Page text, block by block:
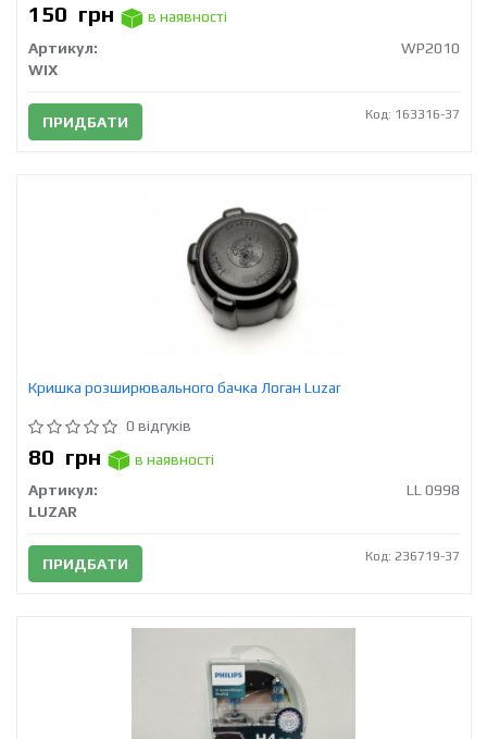
150 грн
в наявності
Артикул:
WP2010
WIX
ПРИДБАТИ Код: 163316-37
Кришка розширювального бачка Логан Luzar
0 відгуків
80 грн
в наявності
Артикул:
LL 0998
LUZAR
ПРИДБАТИ Код: 236719-37